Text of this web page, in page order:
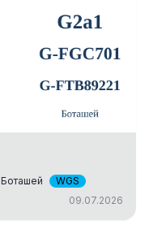
Боташей
WGS
09.07.2026